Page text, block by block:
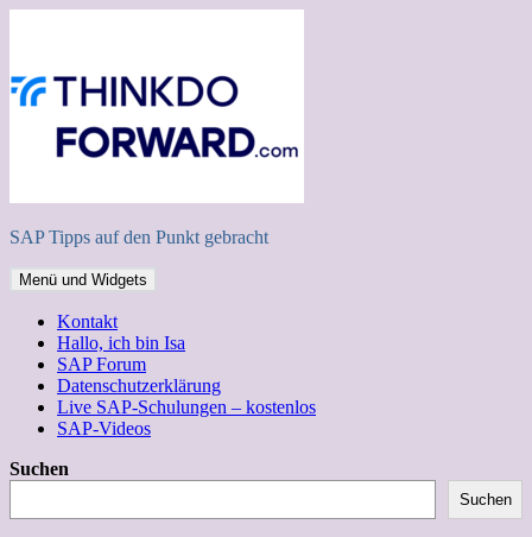
SAP Tipps auf den Punkt gebracht
Menü und Widgets
Kontakt
Hallo, ich bin Isa
SAP Forum
Datenschutzerklärung
Live SAP-Schulungen – kostenlos
SAP-Videos
Suchen
Suchen